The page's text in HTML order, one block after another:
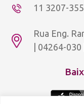
11 3207-
Rua Eng.
| 04264-